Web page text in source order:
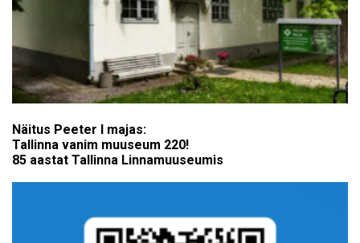
Näitus Peeter I majas:
Tallinna vanim muuseum 220!
85 aastat Tallinna Linnamuuseumis